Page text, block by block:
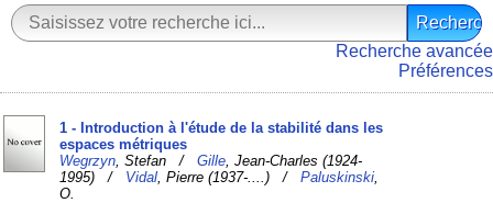
Recherche avancée
Préférences
1 - Introduction à l'étude de la stabilité dans les
espaces métriques
Wegrzyn , Stefan /Gille , Jean-Charles (1924-
1995) / Vidal , Pierre (1937-....) /Paluskinski
O.